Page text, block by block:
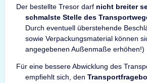
Der bestellte Tresor darf nicht breiter
schmalste Stelle des
Durch eventuell überstehende
sowie Verpackungsmaterial können
angegebenen Außenmaße erhöhen!)
Für eine bessere Abwicklung des
empfiehlt sich, den